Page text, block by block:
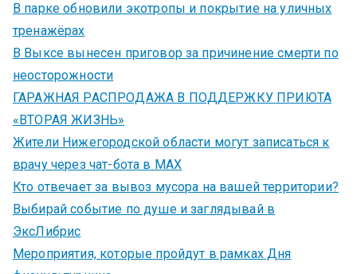
В парке обновили экотропы и покрытие на уличных
тренажёрах
В Выксе вынесен приговор за причинение смерти по
неосторожности
ГАРАЖНАЯ РАСПРОДАЖА В ПОДДЕРЖКУ ПРИЮТА
«ВТОРАЯ ЖИЗНЬ»
Жители Нижегородской области могут записаться к
врачу через чат-бота в MAX
Кто отвечает за вывоз мусора на вашей территории?
Выбирай событие по душе и заглядывай в
ЭксЛибрис
Мероприятия, которые пройдут в рамках Дня